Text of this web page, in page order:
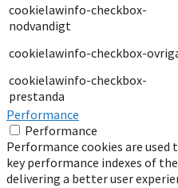
cookielawinfo-checkbox-
nodvandigt
cookielawinfo-checkbox-
cookielawinfo-checkbox-
prestanda
Performance
Performance
Performance cookies are used
key performance indexes of
delivering a better user